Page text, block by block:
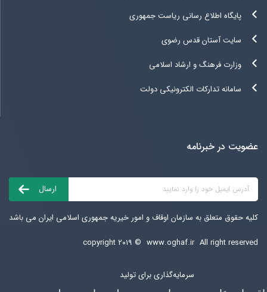
پایگاه اطلاع رسانی ریاست جمهوری
سایت آستان قدس رضوی
وزارت فرهنگ و ارشاد اسلامی
سامانه تدارکات الکترونیکی دولت
عضویت در خبرنامه
کلیه حقوق متعلق به سازمان اوقاف و امور خیریه جمهوری اسلامی ایران می باشد
copyright ۲۰۱۹ © www.oghaf.ir All right reserved
سرمایه‌گذاری برای تولید